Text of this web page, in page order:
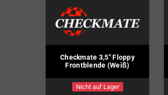
Checkmate 3,5" Floppy
Frontblende (Weiß)
Nicht auf Lager